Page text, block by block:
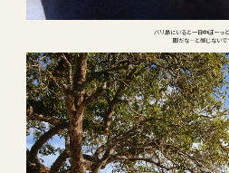
バリ島にいると一日中ぼーっ
暇だな―と感じないで